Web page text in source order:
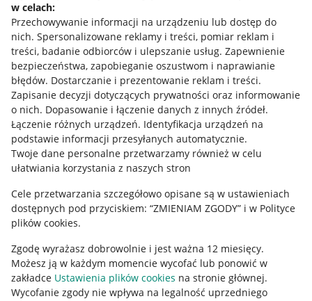
w celach:
Przechowywanie informacji na urządzeniu lub dostęp do
nich. Spersonalizowane reklamy i treści, pomiar reklam i
treści, badanie odbiorców i ulepszanie usług. Zapewnienie
bezpieczeństwa, zapobieganie oszustwom i naprawianie
błędów. Dostarczanie i prezentowanie reklam i treści.
Zapisanie decyzji dotyczących prywatności oraz informowanie
o nich. Dopasowanie i łączenie danych z innych źródeł.
Łączenie różnych urządzeń. Identyfikacja urządzeń na
podstawie informacji przesyłanych automatycznie.
Twoje dane personalne przetwarzamy również w celu
ułatwiania korzystania z naszych stron
Cele przetwarzania szczegółowo opisane są w ustawieniach
dostępnych pod przyciskiem: “ZMIENIAM ZGODY” i w Polityce
plików cookies.
Zgodę wyrażasz dobrowolnie i jest ważna 12 miesięcy.
Możesz ją w każdym momencie wycofać lub ponowić w
zakładce Ustawienia plików cookies na stronie głównej.
Wycofanie zgody nie wpływa na legalność uprzedniego
Allegro Gadane dla sprzedających
Allegro Gadane dla kupujących
Mapa miejscowości
Informacje prawne
Regulamin
Polityka plików "cookies"
Ustawienia plików "cookies"
Udostępnianie lokalizacji
Informacje dla Aktu o Usługach Cyfrowych
Pobierz aplikację